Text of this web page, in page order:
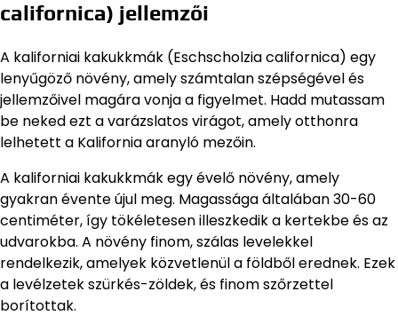
californica) jellemzői
A kaliforniai kakukkmák (Eschscholzia californica) egy
lenyűgöző növény, amely számtalan szépségével és
jellemzőivel magára vonja a figyelmet. Hadd mutassam
be neked ezt a varázslatos virágot, amely otthonra
lelhetett a Kalifornia aranyló mezőin.
A kaliforniai kakukkmák egy évelő növény, amely
gyakran évente újul meg. Magassága általában 30-60
centiméter, így tökéletesen illeszkedik a kertekbe és az
udvarokba. A növény finom, szálas levelekkel
rendelkezik, amelyek közvetlenül a földből erednek. Ezek
a levélzetek szürkés-zöldek, és finom szőrzettel
borítottak.